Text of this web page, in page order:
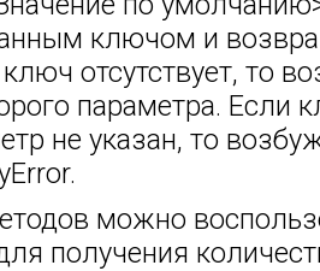
ключом и
отсутствует, то
параметра. Если
не указан, то
можно
получения